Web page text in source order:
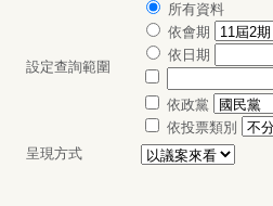
設定查詢範圍
所有資料
依會期
依日期
依政黨
依投票類別
呈現方式